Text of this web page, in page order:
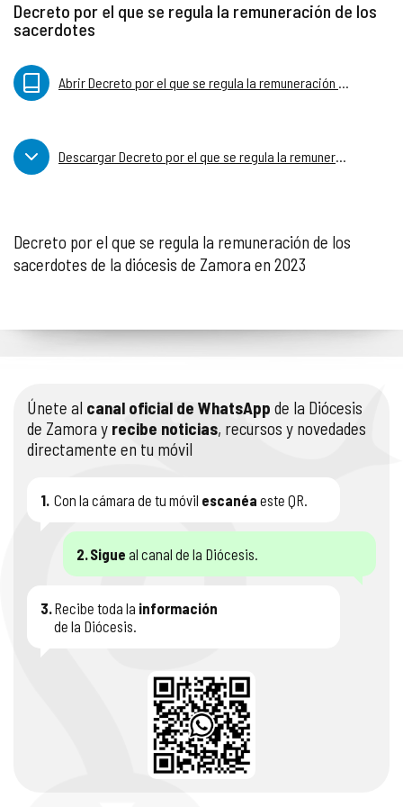
Decreto por el que se regula la remuneración de los
sacerdotes
Abrir Decreto por el que se regula la remuneración de los sacerdotes
Descargar Decreto por el que se regula la remuneración de los sacerdotes
Decreto por el que se regula la remuneración de los
sacerdotes de la diócesis de Zamora en 2023
Únete al canal oficial de WhatsApp de la Diócesis
de Zamora y recibe noticias, recursos y novedades
directamente en tu móvil
1. Con la cámara de tu móvil escanéa este QR.
2.Sigue al canal de la Diócesis.
3.Recibe toda la información
de la Diócesis.